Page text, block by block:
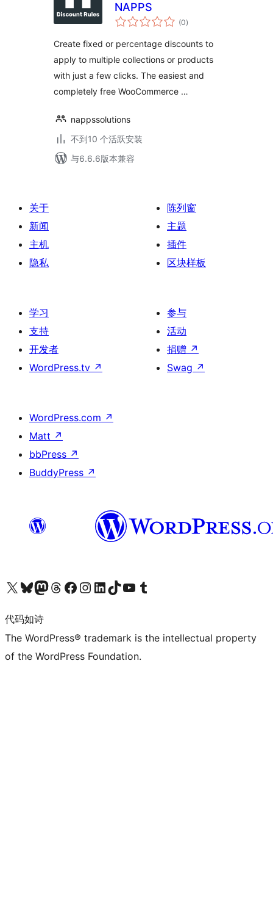
NAPPS
(0总
评)
Create fixed or percentage discounts to
apply to multiple collections or products
with just a few clicks. The easiest and
completely free WooCommerce …
nappssolutions
不到10 个活跃安装
与6.6.6版本兼容
关于
新闻
主机
隐私
陈列窗
主题
插件
区块样板
学习
支持
开发者
WordPress.tv ↗
参与
活动
捐赠 ↗
Swag ↗
WordPress.com ↗
Matt ↗
bbPress ↗
BuddyPress ↗
关注我们的 X（原 Twitter）账号访问我们的 Bluesky 账号关注我们的 Mastodon 账号访问我们的 Threads 账号 访问我们的 Facebook 公共主页关注我们的 Instagram 账号 关注我们的 LinkedIn 主页访问我们的 TikTok 账号访问我们的 YouTube 频道 访问我们的 Tumblr 账号
代码如诗
The WordPress® trademark is the intellectual property
of the WordPress Foundation.